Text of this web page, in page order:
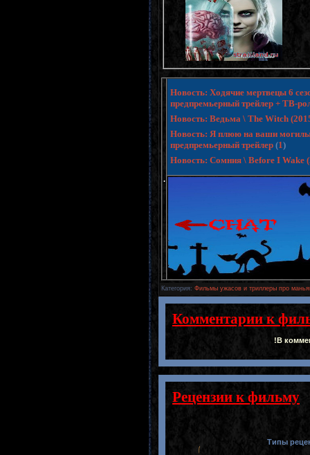
.
Новость: Ходячие мертвецы 6
предпремьерный трейлер + ТВ-
Новость: Ведьма \ The Witch
Новость: Я плюю на ваши
предпремьерный трейлер (1)
Новость: Сомния \ Before I Wake
Категория: Фильмы ужасов и триллеры про
Комментарии к
!В
Рецензии к фильму
Типы